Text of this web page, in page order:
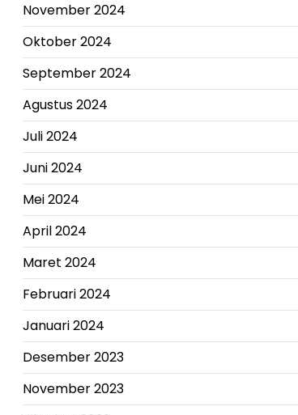
November 2024
Oktober 2024
September 2024
Agustus 2024
Juli 2024
Juni 2024
Mei 2024
April 2024
Maret 2024
Februari 2024
Januari 2024
Desember 2023
November 2023